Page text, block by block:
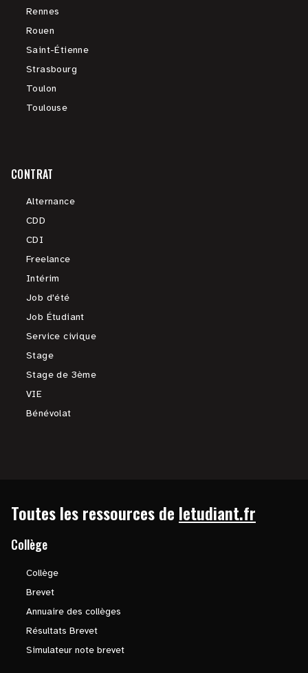
Rennes
Rouen
Saint-Étienne
Strasbourg
Toulon
Toulouse
CONTRAT
Alternance
CDD
CDI
Freelance
Intérim
Job d'été
Job Étudiant
Service civique
Stage
Stage de 3ème
VIE
Bénévolat
Toutes les ressources de letudiant.fr
Collège
Collège
Brevet
Annuaire des collèges
Résultats Brevet
Simulateur note brevet